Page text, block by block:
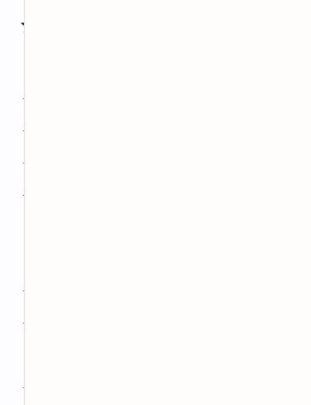
রাতে কফি খাওয়ার
রাতে কফি খাওয়ার উপকারিতা
মানুষের শরীরে অতিরিক্ত ওজন এবং
রাতে ঘুমানোর পূর্বে ব্ল্যক কফি খাওয়ার
শরীরের বিভিন্ন উপকারিতা দেয়। আপনি
তাহলে নিঃসন্দেহে রাতে কফি খাওয়ার
মাধ্যমে আপনার শরীরের রক্ত পরিষ্কার
প্রত্যঙ্গ কার্যক্ষমতা বৃদ্ধি করবে।
আবর্জনা এবং অপ্রয়োজনীয় উপাদান